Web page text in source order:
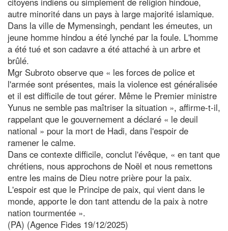
autre minorité dans un pays à large majorité islamique.
Dans la ville de Mymensingh, pendant les émeutes, un
jeune homme hindou a été lynché par la foule. L'homme
a été tué et son cadavre a été attaché à un arbre et
brûlé.
Mgr Subroto observe que « les forces de police et
l'armée sont présentes, mais la violence est généralisée
et il est difficile de tout gérer. Même le Premier ministre
Yunus ne semble pas maîtriser la situation », affirme-t-il,
rappelant que le gouvernement a déclaré « le deuil
national » pour la mort de Hadi, dans l'espoir de
ramener le calme.
Dans ce contexte difficile, conclut l'évêque, « en tant que
chrétiens, nous approchons de Noël et nous remettons
entre les mains de Dieu notre prière pour la paix.
L'espoir est que le Principe de paix, qui vient dans le
monde, apporte le don tant attendu de la paix à notre
nation tourmentée ».
(PA) (Agence Fides 19/12/2025)